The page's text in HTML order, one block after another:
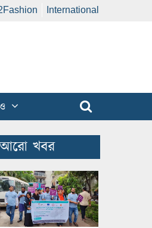
International
আরো খবর